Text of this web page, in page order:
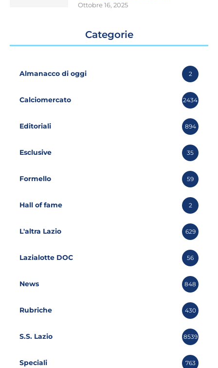
Ottobre 16, 2025
Categorie
Almanacco di oggi 2
Calciomercato 2434
Editoriali 894
Esclusive 35
Formello 59
Hall of fame 2
L'altra Lazio 629
Lazialotte DOC 56
News 848
Rubriche 430
S.S. Lazio 8539
Speciali 763